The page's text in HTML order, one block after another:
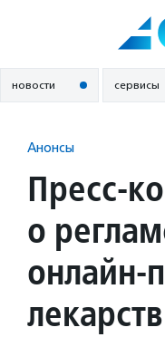
новости сервисы
Анонсы
Пресс-
о
онлайн-
лекарств